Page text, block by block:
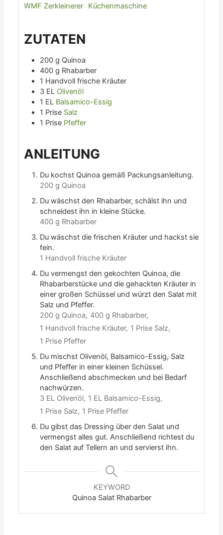
WMF Zerkleinerer Küchenmaschine
ZUTATEN
200 g Quinoa
400 g Rhabarber
1 Handvoll frische Kräuter
3 EL Olivenöl
1 EL Balsamico-Essig
1 Prise Salz
1 Prise Pfeffer
ANLEITUNG
Du kochst Quinoa gemäß Packungsanleitung.
200 g Quinoa
Du wäschst den Rhabarber, schälst ihn und
schneidest ihn in kleine Stücke.
400 g Rhabarber
Du wäschst die frischen Kräuter und hackst sie
fein.
1 Handvoll frische Kräuter
Du vermengst den gekochten Quinoa, die
Rhabarberstücke und die gehackten Kräuter in
einer großen Schüssel und würzt den Salat mit
Salz und Pfeffer.
200 g Quinoa, 400 g Rhabarber,
1 Handvoll frische Kräuter, 1 Prise Salz,
1 Prise Pfeffer
Du mischst Olivenöl, Balsamico-Essig, Salz
und Pfeffer in einer kleinen Schüssel.
Anschließend abschmecken und bei Bedarf
nachwürzen.
3 EL Olivenöl, 1 EL Balsamico-Essig,
1 Prise Salz, 1 Prise Pfeffer
Du gibst das Dressing über den Salat und
vermengst alles gut. Anschließend richtest du
den Salat auf Tellern an und servierst ihn.
KEYWORD
Quinoa Salat Rhabarber